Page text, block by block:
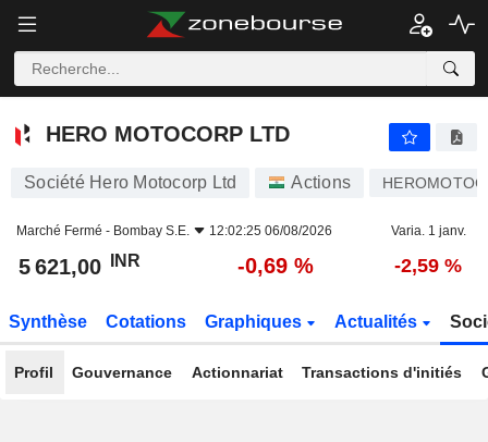
HERO MOTOCORP LTD
HERO MOTOCORP LTD
Société Hero Motocorp Ltd Actions
Marché Fermé - Bombay S.E. 12:02:25 06/08/2026 Varia. 1 janv.
5 621,00 INR -0,69 % -2,59 %
Synthèse Cotations Graphiques Actualités
Profil Gouvernance Actionnariat Transactions d'initiés